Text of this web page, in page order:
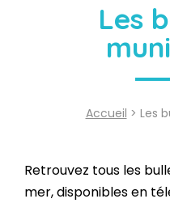
Les
Accueil > Les
Retrouvez tous les
mer, disponibles en